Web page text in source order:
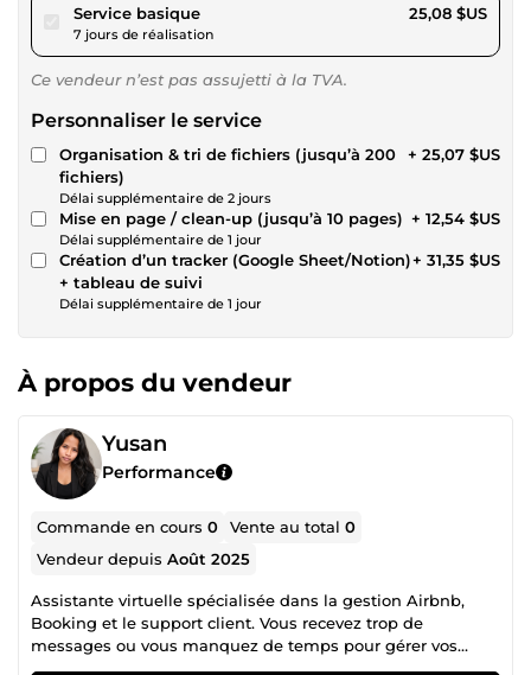
Service basiquepour 23,11 $US
7 jours de réalisation
25,08 $US
Ce vendeur n’est pas assujetti à la TVA.
Personnaliser le service
Organisation & tri de fichiers (jusqu’à 200
fichiers)
Délai supplémentaire de 2 jours
+ 25,07 $US
Mise en page / clean-up (jusqu’à 10 pages)
Délai supplémentaire de 1 jour
+ 12,54 $US
Création d’un tracker (Google Sheet/Notion)
+ tableau de suivi
Délai supplémentaire de 1 jour
+ 31,35 $US
À propos du vendeur
Yusan
Performance
Commande en cours0 Vente au total0
Vendeur depuisAoût 2025
Assistante virtuelle spécialisée dans la gestion Airbnb,
Booking et le support client. Vous recevez trop de
messages ou vous manquez de temps pour gérer vos
voyageurs ? Je vous aide à offrir une expérience fluide et